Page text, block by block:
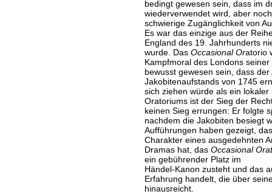
bedingt gewesen sein, dass im
wiederverwendet wird, aber
schwierige Zugänglichkeit von
Es war das einzige aus der
England des 19. Jahrhunderts
wurde. Das Occasional Oratorio
Kampfmoral des Londons
bewusst gewesen sein, dass
Jakobitenaufstands von 1745
sich ziehen würde als ein
Oratoriums ist der Sieg der
keinen Sieg errungen: Er folgte
nachdem die Jakobiten besiegt
Aufführungen haben gezeigt,
Charakter eines ausgedehnten
Dramas hat, das Occasional
ein gebührender Platz im
Händel-Kanon zusteht und das
Erfahrung handelt, die über
hinausreicht.